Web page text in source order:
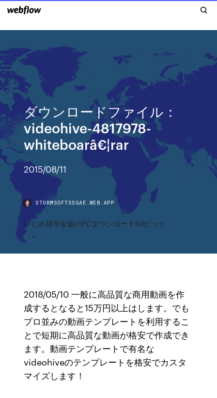
ダウンロードファイル：
videohive-4817978-
whiteboarâ€¦rar
2015/08/11
STORMSOFTSSGAE.WEB.APP
いじめ奨学金版のPCダウンロード64ビット
2018/05/10 一般に高品質な商用動画を作
成するとなると15万円以上はします。でも
プロ並みの動画テンプレートを利用するこ
とで短期に高品質な動画が格安で作成でき
ます。動画テンプレートで有名な
videohiveのテンプレートを格安でカスタ
マイズします！